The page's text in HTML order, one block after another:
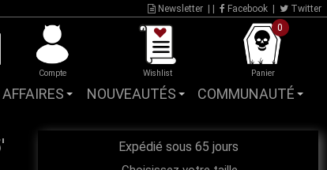
Newsletter Facebook Twitter
Compte Wishlist
0
Panier
NOUVEAUTÉS COMMUNAUTÉ
Expédié sous 65 jours